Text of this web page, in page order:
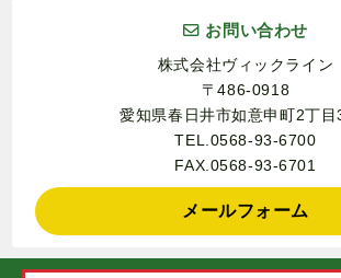
お問い合わせ
株式会社ヴィックライン
〒486-0918
愛知県春日井市如意申町2丁
TEL.0568-93-6700
FAX.0568-93-6701
メールフォーム